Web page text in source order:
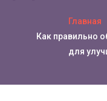
Главная
Как правильно
для